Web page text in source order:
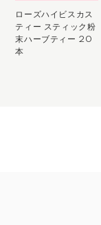
ローズハイビスカス
ティー スティック粉
末ハーブティー 20
本